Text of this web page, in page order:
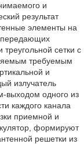
и
результат
элементы на
передающих
сетки с
требуемым
и
излучатель
выходом одного из
каждого канала
приемной и
формируют
решетки из